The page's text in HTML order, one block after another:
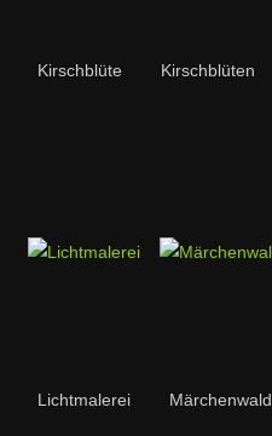
Kirschblüte Kirschblüten
Lichtmalerei Märchenwald